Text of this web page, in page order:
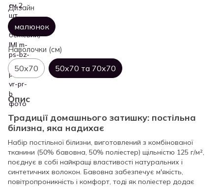
Дизайн
малюнок
Наволочки (см)
50х70 50х70 та 70х70
Опис
Традиції домашнього затишку: постільна
білизна, яка надихає
Набір постільної білизни, виготовлений з комбінованої
тканини (50% бавовна, 50% поліестер) щільністю 125 г/м²,
поєднує в собі найкращі властивості натуральних і
синтетичних волокон. Бавовна забезпечує м'якість,
повітропроникність і комфорт, тоді як поліестер додає